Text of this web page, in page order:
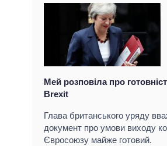
Мей розповіла про
Brexit
Глава британського уряду
документ про умови виходу
Євросоюзу майже готовий.